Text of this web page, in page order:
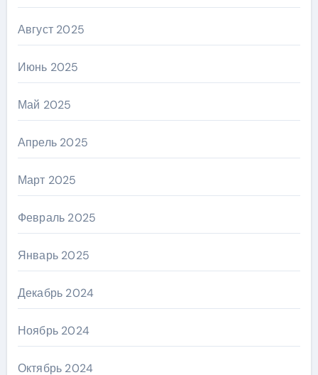
Август 2025
Июнь 2025
Май 2025
Апрель 2025
Март 2025
Февраль 2025
Январь 2025
Декабрь 2024
Ноябрь 2024
Октябрь 2024